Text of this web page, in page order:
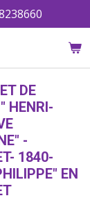
DE
HENRI-
-
1840-
EN